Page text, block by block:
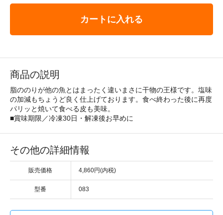
カートに入れる
商品の説明
脂ののりが他の魚とはまったく違いまさに干物の王様です。塩味
の加減もちょうど良く仕上げております。食べ終わった後に再度
パリッと焼いて食べる皮も美味。
■賞味期限／冷凍30日・解凍後お早めに
その他の詳細情報
販売価格 4,860円(内税)
型番 083